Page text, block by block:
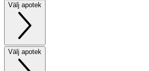
Välj apotek
Välj apotek